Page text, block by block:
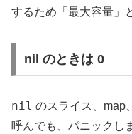
するため「最大容量」
nil のときは 0
nil のスライス、map
呼んでも、パニックし